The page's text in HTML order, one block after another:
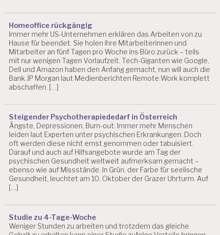
Homeoffice rückgängig
Immer mehr US-Unternehmen erklären das Arbeiten von zu
Hause für beendet. Sie holen ihre Mitarbeiterinnen und
Mitarbeiter an fünf Tagen pro Woche ins Büro zurück – teils
mit nur wenigen Tagen Vorlaufzeit. Tech-Giganten wie Google,
Dell und Amazon haben den Anfang gemacht, nun will auch die
Bank JP Morgan laut Medienberichten Remote Work komplett
abschaffen. […]
Steigender Psychotherapiededarf in Österreich
Ängste, Depressionen, Burn-out: Immer mehr Menschen
leiden laut Experten unter psychischen Erkrankungen. Doch
oft werden diese nicht ernst genommen oder tabuisiert.
Darauf und auch auf Hilfsangebote wurde am Tag der
psychischen Gesundheit weltweit aufmerksam gemacht –
ebenso wie auf Missstände. In Grün, der Farbe für seelische
Gesundheit, leuchtet am 10. Oktober der Grazer Uhrturm. Auf
[…]
Studie zu 4-Tage-Woche
Weniger Stunden zu arbeiten und trotzdem das gleiche